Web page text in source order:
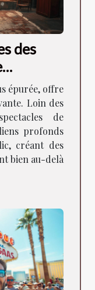
des
épurée, offre
Loin des
de
profonds
créant des
bien au-delà